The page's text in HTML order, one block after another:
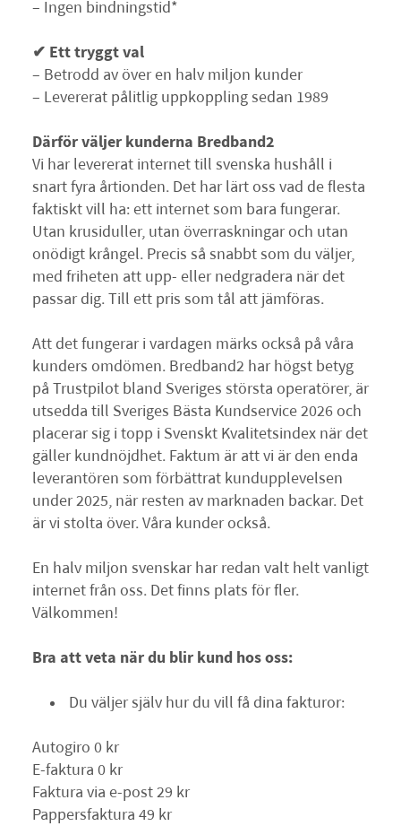
– Ingen bindningstid*
✔ Ett tryggt val
– Betrodd av över en halv miljon kunder
– Levererat pålitlig uppkoppling sedan 1989
Därför väljer kunderna Bredband2
Vi har levererat internet till svenska hushåll i
snart fyra årtionden. Det har lärt oss vad de flesta
faktiskt vill ha: ett internet som bara fungerar.
Utan krusiduller, utan överraskningar och utan
onödigt krångel. Precis så snabbt som du väljer,
med friheten att upp- eller nedgradera när det
passar dig. Till ett pris som tål att jämföras.
Att det fungerar i vardagen märks också på våra
kunders omdömen. Bredband2 har högst betyg
på Trustpilot bland Sveriges största operatörer, är
utsedda till Sveriges Bästa Kundservice 2026 och
placerar sig i topp i Svenskt Kvalitetsindex när det
gäller kundnöjdhet. Faktum är att vi är den enda
leverantören som förbättrat kundupplevelsen
under 2025, när resten av marknaden backar. Det
är vi stolta över. Våra kunder också.
En halv miljon svenskar har redan valt helt vanligt
internet från oss. Det finns plats för fler.
Välkommen!
Bra att veta när du blir kund hos oss:
Du väljer själv hur du vill få dina fakturor:
Autogiro 0 kr
E-faktura 0 kr
Faktura via e-post 29 kr
Pappersfaktura 49 kr